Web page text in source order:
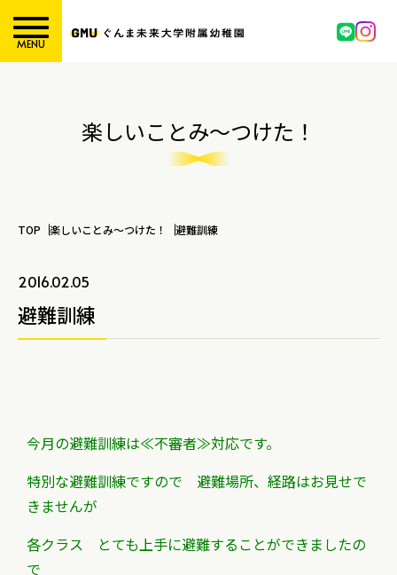
MENU
楽しいことみ～つけた！
TOP 楽しいことみ～つけた！ 避難訓練
2016.02.05
避難訓練
今月の避難訓練は≪不審者≫対応です。
特別な避難訓練ですので 避難場所、経路はお見せで
きませんが
各クラス とても上手に避難することができましたの
で